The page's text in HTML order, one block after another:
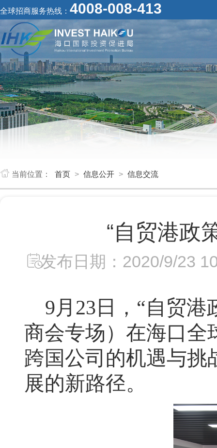
全球招商服务热线： 4008-008-413
当前位置： 首页 > 信息公开 > 信息交流
“自贸港政
发布日期：2020/9/23
9月 23 日， “自贸港
商会专场）在海口全
跨国公司的机遇与挑
展的新路径。